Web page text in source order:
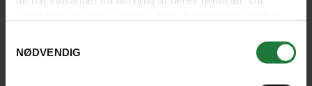
NØDVENDIG